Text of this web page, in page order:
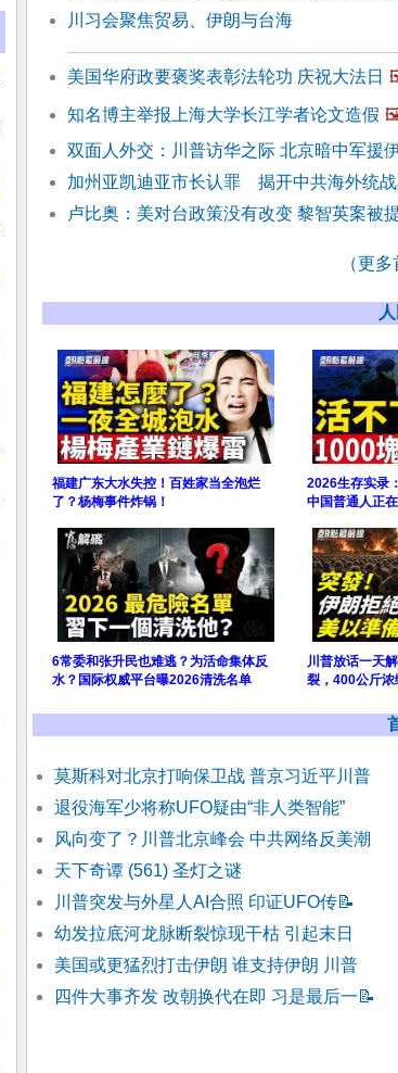
川习会聚焦贸易、伊朗与台海
美国华府政要褒奖表彰法轮功 庆祝大法日
知名博主举报上海大学长江学者论文造假
双面人外交：川普访华之际 北京暗中军援
加州亚凯迪亚市长认罪 揭开中共海外统
卢比奥：美对台政策没有改变 黎智英案被
（更
福建广东大水失控！百姓家当全泡烂
了？杨梅事件炸锅！
2026生存实录
中国普通人正
6常委和张升民也难逃？为活命集体反
水？国际权威平台曝2026清洗名单
川普放话一天
裂，400公斤浓
莫斯科对北京打响保卫战 普京习近平川普
退役海军少将称UFO疑由“非人类智能”
风向变了？川普北京峰会 中共网络反美潮
天下奇谭 (561) 圣灯之谜
川普突发与外星人AI合照 印证UFO传📝
幼发拉底河龙脉断裂惊现干枯 引起末日
美国或更猛烈打击伊朗 谁支持伊朗 川普
四件大事齐发 改朝换代在即 习是最后一 📝